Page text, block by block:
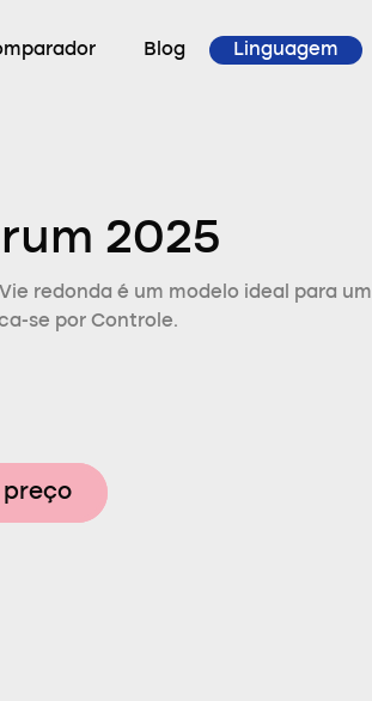
Blog Linguagem
2025
redonda é um modelo ideal para um
se por Controle.
preço